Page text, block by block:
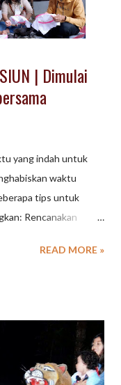
| Dimulai
yang indah untuk
waktu
tips untuk
Rencanakan
hobi: Cari
waktu bersama
orang tercinta dan
untuk masa
READ MORE »